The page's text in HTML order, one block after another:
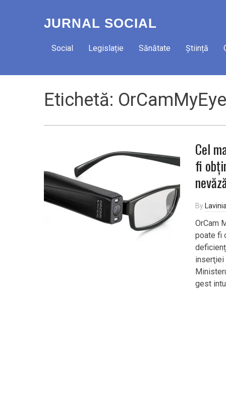
JURNAL SOCIAL
Social Legislație Sănătate Știință
Etichetă: OrCamMyEye
Cel
fi
By
OrCam
poate fi
inserţiei
gest